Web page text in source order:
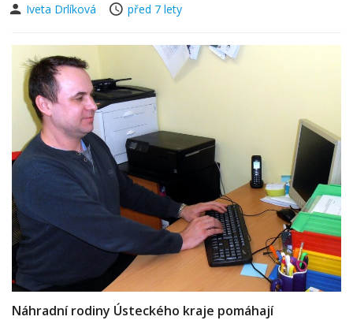
Iveta Drlíková
před 7 lety
Náhradní rodiny Ústeckého kraje pomáhají